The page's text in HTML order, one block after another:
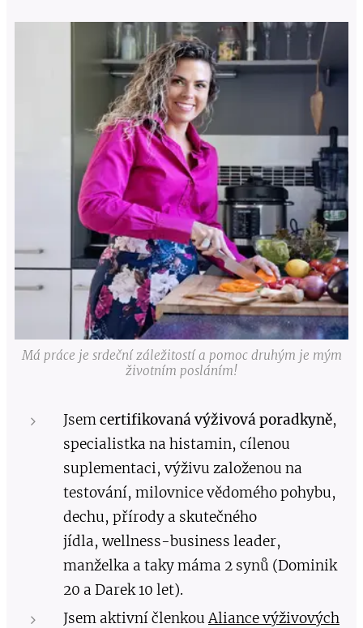
Má práce je srdeční záležitostí a pomoc druhým je mým
životním posláním!
Jsemcertifikovanávýživová poradkyně,
specialistka na histamin, cílenou
suplementaci, výživu založenou na
testování, milovnice vědomého pohybu,
dechu, přírody a skutečného
jídla, wellness-business leader,
manželka a taky máma 2 synů (Dominik
20 a Darek 10 let).
Jsem aktivní členkouAliance výživových